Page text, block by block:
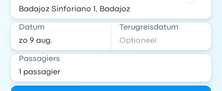
Datum Terugreisdatum
Passagiers